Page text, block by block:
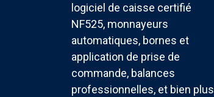
logiciel de caisse certifié
NF525, monnayeurs
automatiques, bornes et
application de prise de
commande, balances
professionnelles, et bien plus